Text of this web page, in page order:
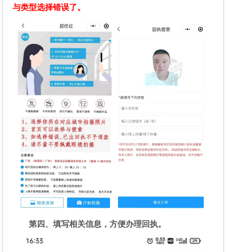
与类型选择错误了。
第四、填写相关信息，方便办理回执。